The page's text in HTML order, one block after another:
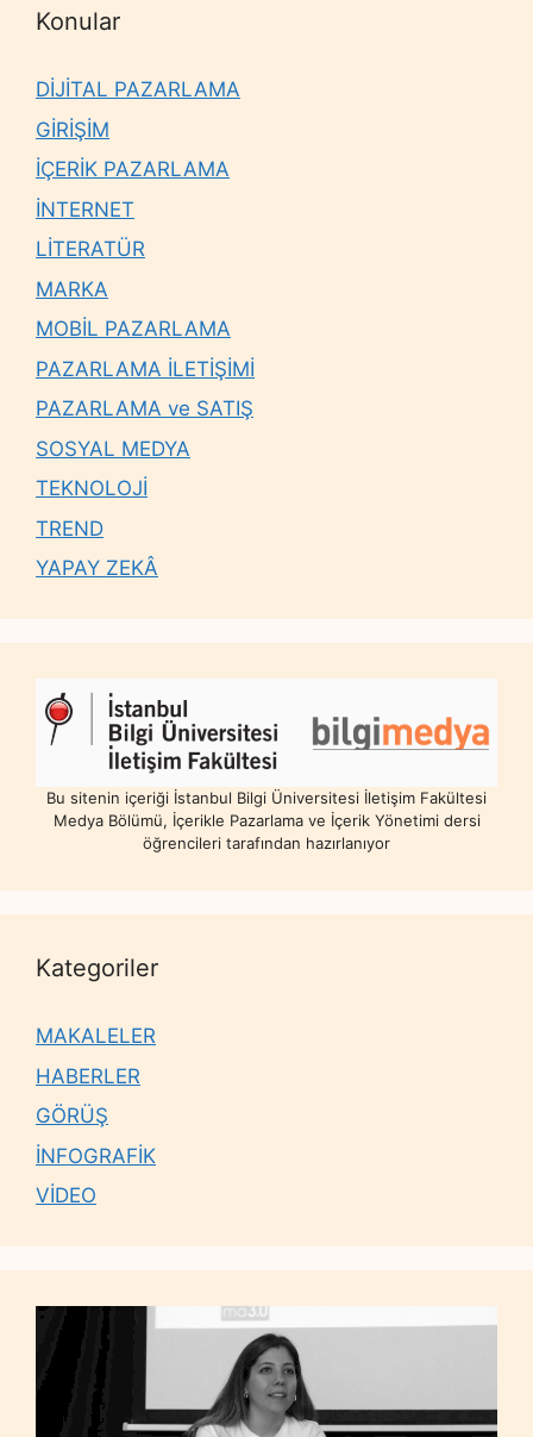
Konular
DİJİTAL PAZARLAMA
GİRİŞİM
İÇERİK PAZARLAMA
İNTERNET
LİTERATÜR
MARKA
MOBİL PAZARLAMA
PAZARLAMA İLETİŞİMİ
PAZARLAMA ve SATIŞ
SOSYAL MEDYA
TEKNOLOJİ
TREND
YAPAY ZEKÂ
Bu sitenin içeriği İstanbul Bilgi Üniversitesi İletişim Fakültesi
Medya Bölümü, İçerikle Pazarlama ve İçerik Yönetimi dersi
öğrencileri tarafından hazırlanıyor
Kategoriler
MAKALELER
HABERLER
GÖRÜŞ
İNFOGRAFİK
VİDEO